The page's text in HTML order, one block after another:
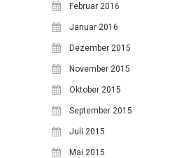
Februar 2016
Januar 2016
Dezember 2015
November 2015
Oktober 2015
September 2015
Juli 2015
Mai 2015